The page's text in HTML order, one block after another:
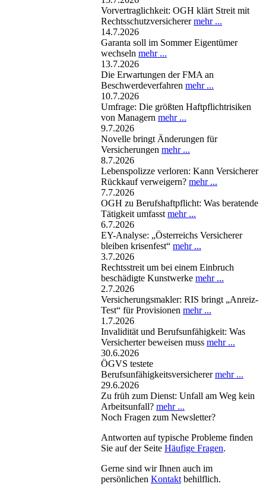
Vorvertraglichkeit: OGH klärt Streit mit
Rechtsschutzversicherermehr ...
14.7.2026
Garanta soll im Sommer Eigentümer
wechseln mehr ...
13.7.2026
Die Erwartungen der FMA an
Beschwerdeverfahren mehr ...
10.7.2026
Umfrage: Die größten Haftpflichtrisiken
von Managern mehr ...
9.7.2026
Novelle bringt Änderungen für
Versicherungen mehr ...
8.7.2026
Lebenspolizze verloren: Kann Versicherer
Rückkauf verweigern? mehr ...
7.7.2026
OGH zu Berufshaftpflicht: Was beratende
Tätigkeit umfasst mehr ...
6.7.2026
EY-Analyse: „Österreichs Versicherer
bleiben krisenfest“ mehr ...
3.7.2026
Rechtsstreit um bei einem Einbruch
beschädigte Kunstwerke mehr ...
2.7.2026
Versicherungsmakler: RIS bringt „Anreiz-
Test“ für Provisionen mehr ...
1.7.2026
Invalidität und Berufsunfähigkeit: Was
Versicherter beweisen muss mehr ...
30.6.2026
ÖGVS testete
Berufsunfähigkeitsversicherermehr ...
29.6.2026
Zu früh zum Dienst: Unfall am Weg kein
Arbeitsunfall? mehr ...
Noch Fragen zum Newsletter?
Antworten auf typische Probleme finden
Sie auf der Seite Häufige Fragen.
Gerne sind wir Ihnen auch im
persönlichen Kontakt behilflich.